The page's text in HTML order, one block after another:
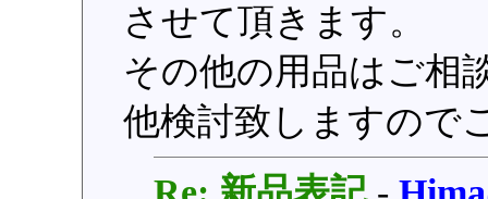
させて頂きます。
その他の用品はご相
他検討致しますので